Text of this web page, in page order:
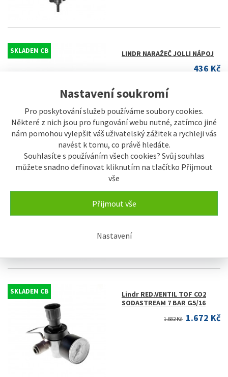
Nastavení soukromí
Pro poskytování služeb používáme soubory cookies.
Některé z nich jsou pro fungování webu nutné, zatímco jiné
nám pomohou vylepšit váš uživatelský zážitek a rychleji vás
navést k tomu, co právě hledáte.
Souhlasíte s používáním všech cookies? Svůj souhlas
můžete snadno definovat kliknutím na tlačítko Přijmout
vše
Přijmout vše
Nastavení
SKLADEM CB LINDR NARAŽEČ JOLLI NÁPOJ
436 Kč
SKLADEM CB
360 Kč
SKLADEM CB
Lindr RED.VENTIL TOF CO2
SODASTREAM 7 BAR G5/16
1.682 Kč 1.672 Kč